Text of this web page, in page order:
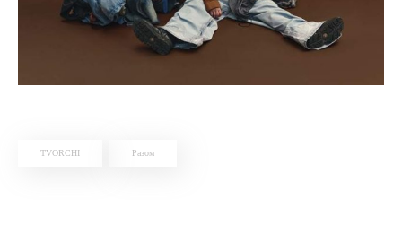
TVORCHI Разом